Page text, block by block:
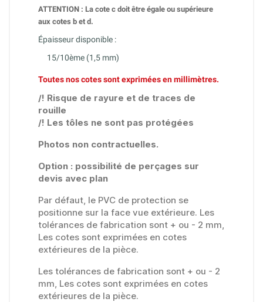
ATTENTION : La cote c doit être égale ou supérieure
aux cotes b et d.
Épaisseur disponible :
15/10ème (1,5 mm)
Toutes nos cotes sont exprimées en millimètres.
/! Risque de rayure et de traces de
rouille
/! Les tôles ne sont pas protégées
Photos non contractuelles.
Option : possibilité de perçages sur
devis avec plan
Par défaut, le PVC de protection se
positionne sur la face vue extérieure. Les
tolérances de fabrication sont + ou - 2 mm,
Les cotes sont exprimées en cotes
extérieures de la pièce.
Les tolérances de fabrication sont + ou - 2
mm, Les cotes sont exprimées en cotes
extérieures de la pièce.